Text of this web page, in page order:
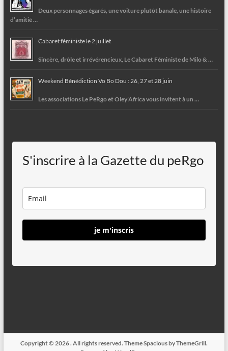
Deux personnages égarés, une voiture plutôt banale, une histoire
d’amitié …
Cabaret féministe le 2 juillet
Sincère, drôle et irrévérencieux, Le Cabaret Féministe de Milo & …
Weekend Bénédiction Vo Bo Dou : 26, 27 et 28 juin
Les associations Le PeRgo et Oley’Africa vous invitent à un …
S'inscrire à la Gazette du peRgo
je m'inscris
Copyright © 2026. All rights reserved. ThemeSpaciousby ThemeGrill.